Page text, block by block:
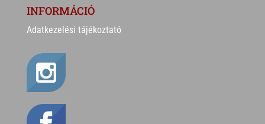
INFORMÁCIÓ
Adatkezelési tájékoztató